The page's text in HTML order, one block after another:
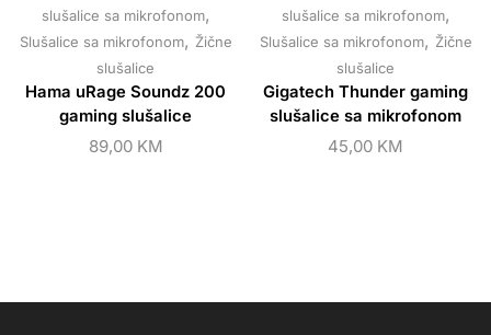
slušalice sa mikrofonom,
Slušalice sa mikrofonom, Žične
slušalice
Hama uRage Soundz 200
gaming slušalice
89,00 KM
slušalice sa mikrofonom,
Slušalice sa mikrofonom, Žične
slušalice
Gigatech Thunder gaming
slušalice sa mikrofonom
45,00 KM